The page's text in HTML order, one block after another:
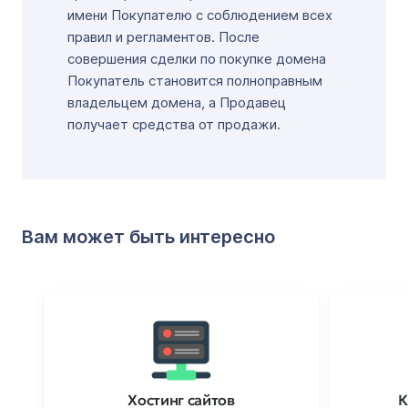
имени Покупателю с соблюдением всех
правил и регламентов. После
совершения сделки по покупке домена
Покупатель становится полноправным
владельцем домена, а Продавец
получает средства от продажи.
Вам может быть интересно
Хостинг сайтов